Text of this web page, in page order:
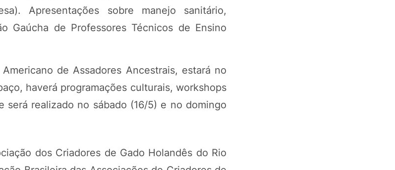
Apresentações sobre manejo sanitário,
Gaúcha de Professores Técnicos de Ensino
de Assadores Ancestrais, estará no
haverá programações culturais, workshops
realizado no sábado (16/5) e no domingo
dos Criadores de Gado Holandês do Rio